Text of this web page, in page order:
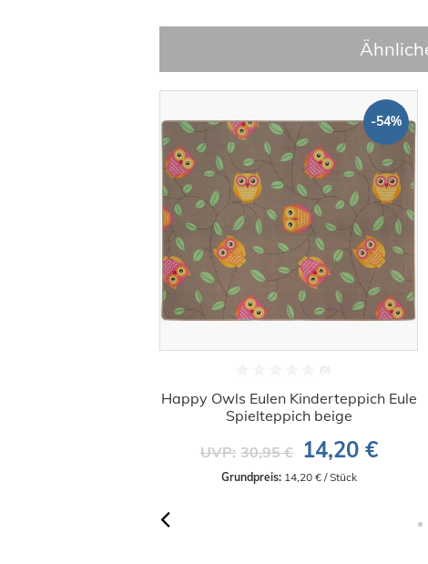
-54%
Happy Owls Eulen Kinderteppich Eule
Spielteppich beige
UVP: 30,95 € 14,20 €
Grundpreis: 14,20 € / Stück